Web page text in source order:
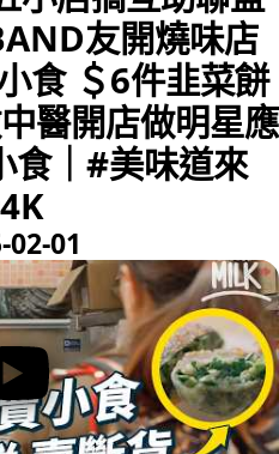
友開燒味店
食 ＄6件韭菜餅
醫開店做明星應
食｜#美味道來
02-01